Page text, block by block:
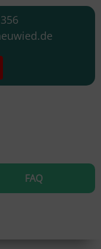
FAQ